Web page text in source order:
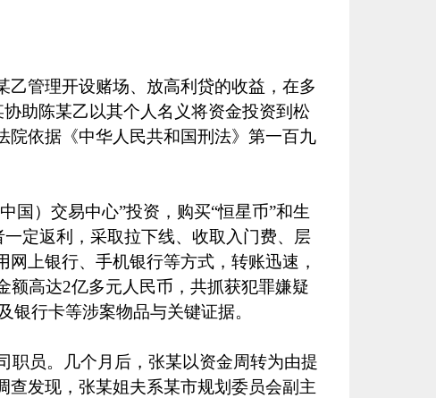
管理开设赌场、放高利贷的收益，在多
助陈某乙以其个人名义将资金投资到松
院依据《中华人民共和国刑法》第一百九
国）交易中心”投资，购买“恒星币”和生
定返利，采取拉下线、收取入门费、层
上银行、手机银行等方式，转账迅速，
额高达2亿多元人民币，共抓获犯罪嫌疑
行卡等涉案物品与关键证据。
职员。几个月后，张某以资金周转为由提
发现，张某姐夫系某市规划委员会副主